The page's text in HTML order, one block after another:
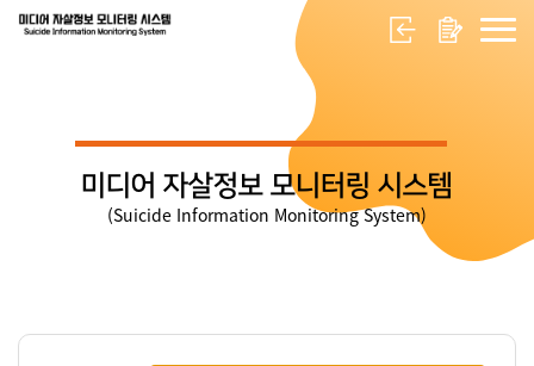
미디어 자살정보 모니터링 시스템
(Suicide Information Monitoring System)